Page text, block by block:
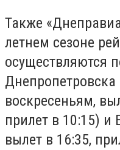
Также
летнем сезоне
осуществляются
воскресеньям,
прилет в 10:15) и
вылет в 16:35,